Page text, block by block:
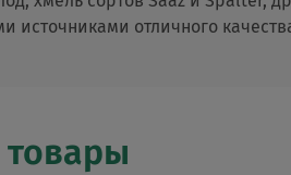
источниками отличного